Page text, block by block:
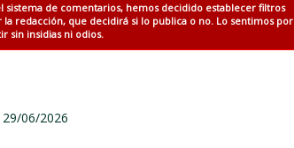
de comentarios, hemos decidido establecer filtros
redacción, que decidirá si lo publica o no. Lo sentimos por
sin insidias ni odios.
29/06/2026